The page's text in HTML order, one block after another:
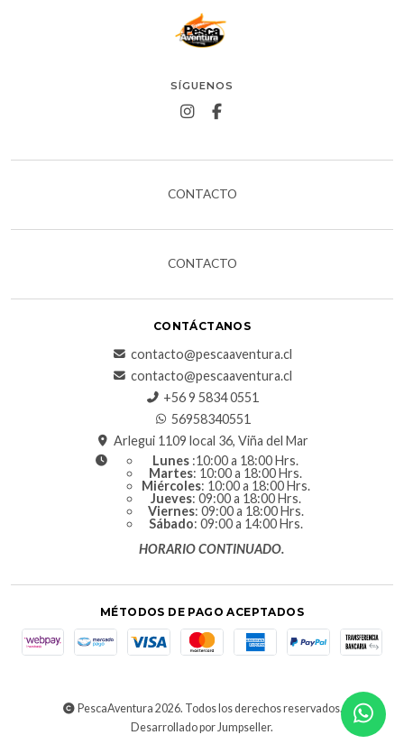
SÍGUENOS
CONTACTO
CONTACTO
CONTÁCTANOS
contacto@pescaaventura.cl
contacto@pescaaventura.cl
+56 9 5834 0551
56958340551
Arlegui 1109 local 36, Viña del Mar
Lunes :10:00 a 18:00 Hrs.
Martes: 10:00 a 18:00 Hrs.
Miércoles: 10:00 a 18:00 Hrs.
Jueves: 09:00 a 18:00 Hrs.
Viernes: 09:00 a 18:00 Hrs.
Sábado: 09:00 a 14:00 Hrs.
HORARIO CONTINUADO.
MÉTODOS DE PAGO ACEPTADOS
PescaAventura 2026. Todos los derechos reservados.
Desarrollado por Jumpseller.